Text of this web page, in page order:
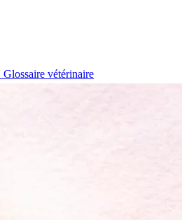
Glossaire vétérinaire